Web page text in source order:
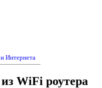
Интернета
WiFi роутера